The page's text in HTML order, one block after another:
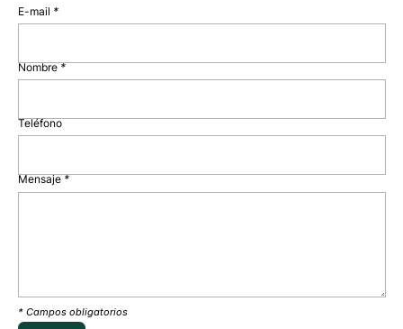
E-mail *
Nombre*
Teléfono
Mensaje *
* Campos obligatorios